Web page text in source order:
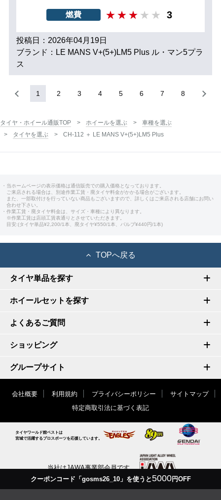
燃費 3
投稿日：2026年04月19日
ブランド：LE MANS V+(5+)LM5 Plus ル・マン5プラ
ス
1 2 3 4 5 6 7 8
クーポンコード「gosms26_10」を使うと5000円OFF
タイヤ・ホイール通販TOP ホイールを選ぶ
車種を選ぶ
タイヤを選ぶ
CH-112 ＋ LE MANS V+(5+)LM5 Plus
・当ホームページの表示価格は通信販売での購入価格となっております。
ご来店される場合は、別途作業工賃・廃タイヤ料金がかかる場合がございます。
また、一部取付けを行っていない商品もございますので、詳しくはご来店される店舗にお問い
合わせ下さい。
・作業工賃・廃タイヤ料金は、サイズ・車種により異なります。
※作業工賃は店頭工賃表通りとさせていただきます。
目安:(タイヤ単品¥2,200/1本、廃タイヤ¥550/1本、バルブ¥440円/1本)
TOPへ戻る
タイヤ単品を探す
ホイールセットを探す
よくあるご質問
ショッピング
グループサイト
会社概要 利用規約 プライバシーポリシー
サイトマップ
特定商取引法に基づく表記
タイヤワールド館ベストは
宮城で活躍するプロスポーツを応援しています。
当社はJAWA事業部会員です